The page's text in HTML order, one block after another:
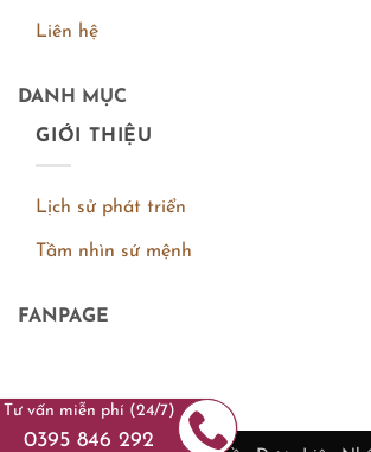
Liên hệ
DANH MỤC
GIỚI THIỆU
Lịch sử phát triển
Tầm nhìn sứ mệnh
FANPAGE
Tư vấn miễn phí (24/7)
0395 846 292